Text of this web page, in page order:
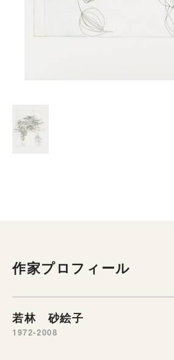
作家プロフィール
若林 砂絵子
1972-2008